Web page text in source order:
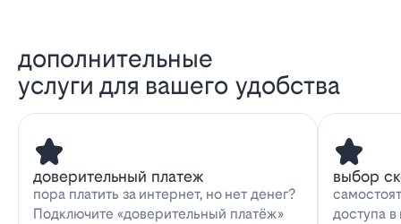
дополнительные
услуги для вашего удобства
доверительный платеж
пора платить за интернет, но нет денег?
Подключите «доверительный платёж»
выбор
доступа